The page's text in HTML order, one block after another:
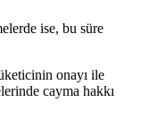
ise, bu süre
onayı ile
cayma hakkı